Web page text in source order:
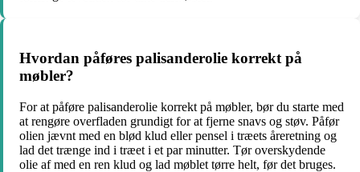
Hvordan påføres palisanderolie korrekt på
møbler?
For at påføre palisanderolie korrekt på møbler, bør du starte med
at rengøre overfladen grundigt for at fjerne snavs og støv. Påfør
olien jævnt med en blød klud eller pensel i træets åreretning og
lad det trænge ind i træet i et par minutter. Tør overskydende
olie af med en ren klud og lad møblet tørre helt, før det bruges.